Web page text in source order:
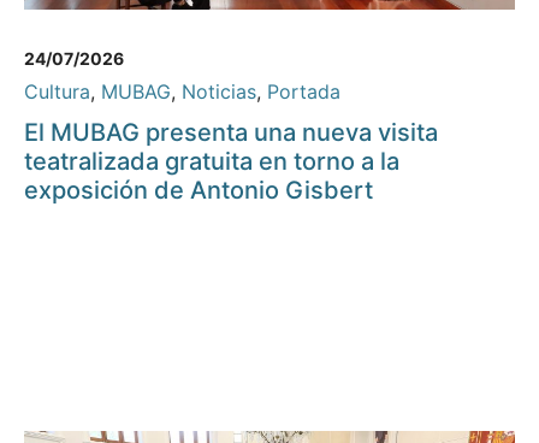
24/07/2026
Cultura, MUBAG, Noticias, Portada
El MUBAG presenta una nueva visita
teatralizada gratuita en torno a la
exposición de Antonio Gisbert